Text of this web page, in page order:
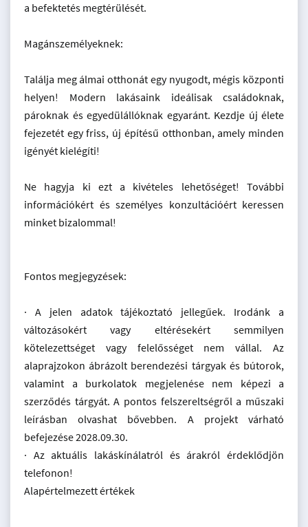
a befektetés megtérülését.
Magánszemélyeknek:
Találja meg álmai otthonát egy nyugodt, mégis központi
helyen! Modern lakásaink ideálisak családoknak,
pároknak és egyedülállóknak egyaránt. Kezdje új élete
fejezetét egy friss, új építésű otthonban, amely minden
igényét kielégíti!
Ne hagyja ki ezt a kivételes lehetőséget! További
információkért és személyes konzultációért keressen
minket bizalommal!
Fontos megjegyzések:
· A jelen adatok tájékoztató jellegűek. Irodánk a
változásokért vagy eltérésekért semmilyen
kötelezettséget vagy felelősséget nem vállal. Az
alaprajzokon ábrázolt berendezési tárgyak és bútorok,
valamint a burkolatok megjelenése nem képezi a
szerződés tárgyát. A pontos felszereltségről a műszaki
leírásban olvashat bővebben. A projekt várható
befejezése 2028.09.30.
· Az aktuális lakáskínálatról és árakról érdeklődjön
telefonon!
Alapértelmezett értékek